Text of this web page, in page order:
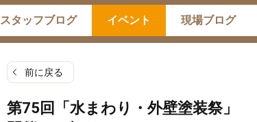
スタッフブログ イベント 現場ブログ
前に戻る
第75回「水まわり・外壁塗装祭」